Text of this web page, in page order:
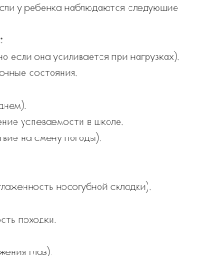
у ребенка наблюдаются следующие
она усиливается при нагрузках).
состояния.
успеваемости в школе.
на смену погоды).
носогубной складки).
походки.
глаз).